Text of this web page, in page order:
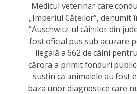
Medicul veterinar care
„Imperiul Căţeilor”, denumit
”Auschwitz-ul câinilor din
fost oficial pus sub acuzare
ilegală a 662 de câini
cărora a primit fonduri
susțin că animalele au fost
baza unor diagnostice care